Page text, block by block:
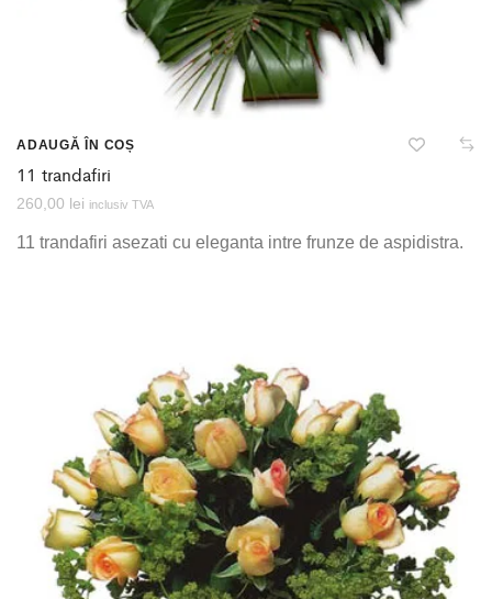
ADAUGĂ ÎN COȘ
11 trandafiri
260,00 lei inclusiv TVA
11 trandafiri asezati cu eleganta intre frunze de aspidistra.